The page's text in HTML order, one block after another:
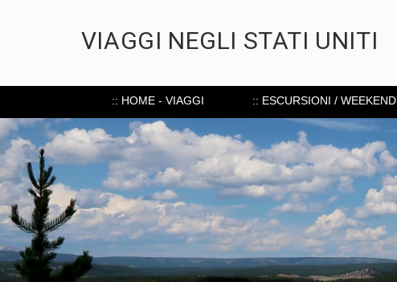
VIAGGI NEGLI STATI UNITI
:: HOME - VIAGGI :: ESCURSIONI / WEEKEND